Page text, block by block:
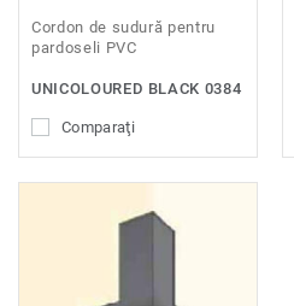
Cordon de sudură pentru
pardoseli PVC
UNICOLOURED BLACK 0384
Comparaţi